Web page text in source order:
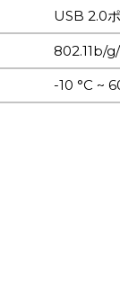
USB 2.0
802.11b/
-10 °C ~
RK3288